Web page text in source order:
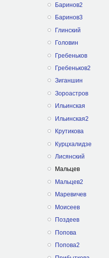
Баринов2
Баринов3
Глинский
Головин
Гребеньков
Гребеньков2
Зиганшин
Зороастров
Ильинская
Ильинская2
Крутикова
Курцхалидзе
Лисянский
Мальцев
Мальцев2
Маревичев
Моисеев
Поздеев
Попова
Попова2